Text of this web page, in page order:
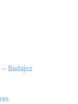
– Badajoz